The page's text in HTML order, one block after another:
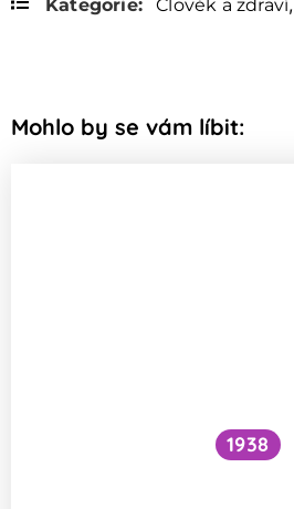
Kategorie:
Člověk a zdraví,
Mohlo by se vám líbit:
1938